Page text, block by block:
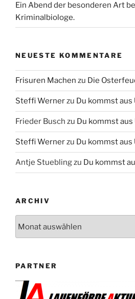
Ein Abend der besonderen Art
Kriminalbiologe.
NEUESTE KOMMENTARE
Frisuren Machen zu Die
Steffi Wernerzu Du kommst aus
Frieder Busch zu Du kommst aus
Steffi Wernerzu Du kommst aus
Antje Stueblingzu Du kommst
ARCHIV
PARTNER